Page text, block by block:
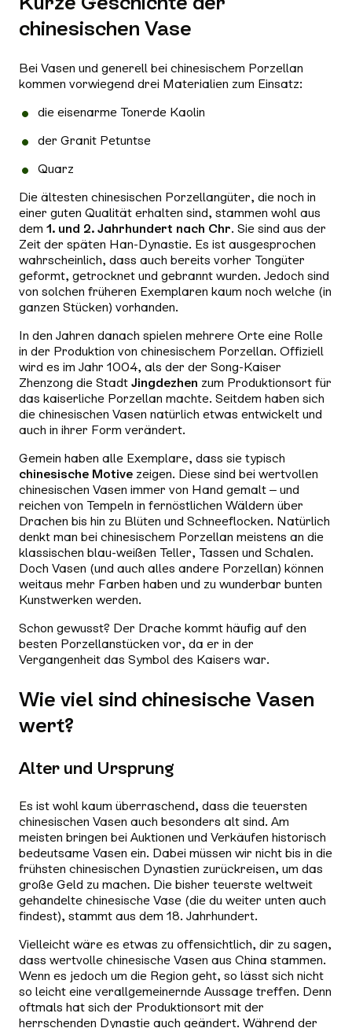
chinesischen Vase
Bei Vasen und generell bei chinesischem Porzellan
kommen vorwiegend drei Materialien zum Einsatz:
die eisenarme Tonerde Kaolin
der Granit Petuntse
Quarz
Die ältesten chinesischen Porzellangüter, die noch in
einer guten Qualität erhalten sind, stammen wohl aus
dem 1. und 2. Jahrhundert nach Chr. Sie sind aus der
Zeit der späten Han-Dynastie. Es ist ausgesprochen
wahrscheinlich, dass auch bereits vorher Tongüter
geformt, getrocknet und gebrannt wurden. Jedoch sind
von solchen früheren Exemplaren kaum noch welche (in
ganzen Stücken) vorhanden.
In den Jahren danach spielen mehrere Orte eine Rolle
in der Produktion von chinesischem Porzellan. Offiziell
wird es im Jahr 1004, als der der Song-Kaiser
Zhenzong die Stadt Jingdezhen zum Produktionsort für
das kaiserliche Porzellan machte. Seitdem haben sich
die chinesischen Vasen natürlich etwas entwickelt und
auch in ihrer Form verändert.
Gemein haben alle Exemplare, dass sie typisch
chinesische Motive zeigen. Diese sind bei wertvollen
chinesischen Vasen immer von Hand gemalt – und
reichen von Tempeln in fernöstlichen Wäldern über
Drachen bis hin zu Blüten und Schneeflocken. Natürlich
denkt man bei chinesischem Porzellan meistens an die
klassischen blau-weißen Teller, Tassen und Schalen.
Doch Vasen (und auch alles andere Porzellan) können
weitaus mehr Farben haben und zu wunderbar bunten
Kunstwerken werden.
Schon gewusst? Der Drache kommt häufig auf den
besten Porzellanstücken vor, da er in der
Vergangenheit das Symbol des Kaisers war.
Wie viel sind chinesische Vasen
wert?
Alter und Ursprung
Es ist wohl kaum überraschend, dass die teuersten
chinesischen Vasen auch besonders alt sind. Am
meisten bringen bei Auktionen und Verkäufen historisch
bedeutsame Vasen ein. Dabei müssen wir nicht bis in die
frühsten chinesischen Dynastien zurückreisen, um das
große Geld zu machen. Die bisher teuerste weltweit
gehandelte chinesische Vase (die du weiter unten auch
findest), stammt aus dem 18. Jahrhundert.
Vielleicht wäre es etwas zu offensichtlich, dir zu sagen,
dass wertvolle chinesische Vasen aus China stammen.
Wenn es jedoch um die Region geht, so lässt sich nicht
so leicht eine verallgemeinernde Aussage treffen. Denn
oftmals hat sich der Produktionsort mit der
herrschenden Dynastie auch geändert. Während der